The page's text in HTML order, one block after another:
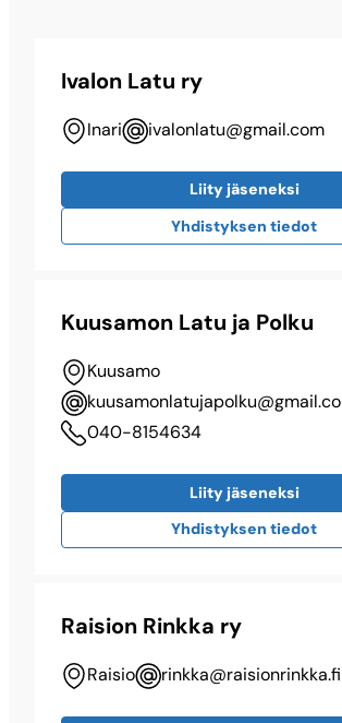
Ivalon Latu ry
Inari ivalonlatu@​gmail.com
Liity jäseneksi
Yhdistyksen tiedot
Kuusamon Latu ja Polku
Kuusamo
040-8154634
Liity jäseneksi
Yhdistyksen tiedot
Raision Rinkka ry
Raisio rinkka@​raisionrinkka.fi